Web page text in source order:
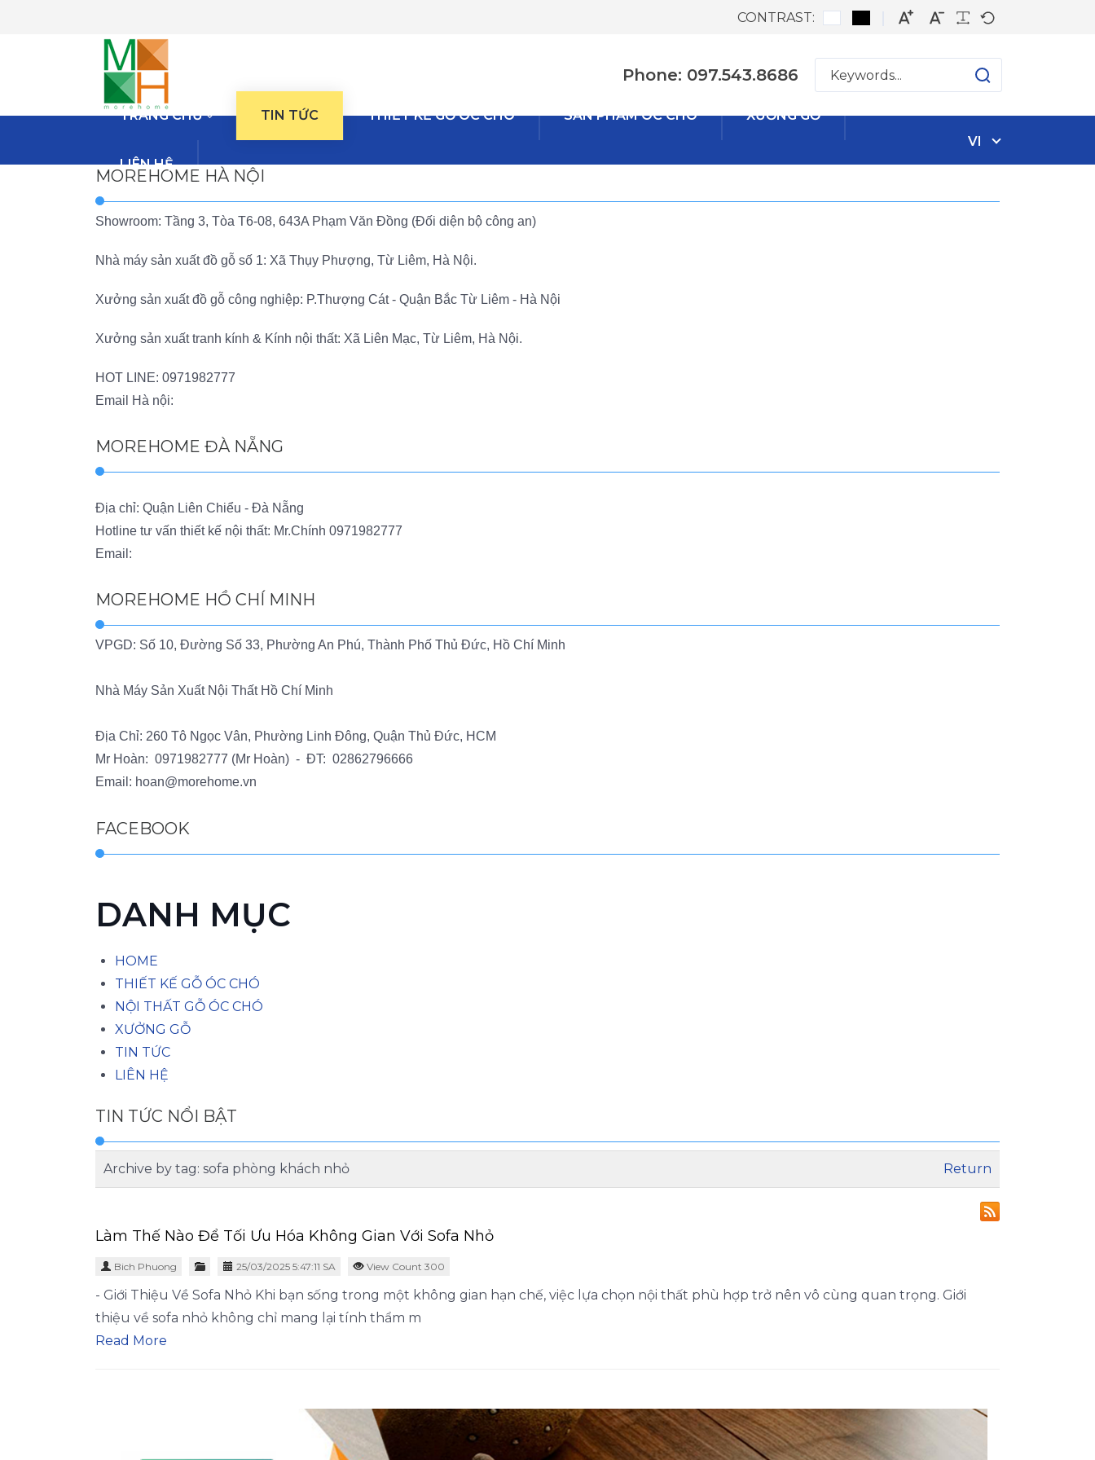
CONTRAST:
Phone: 097.543.8686
TRANG CHỦ TIN TỨC THIẾT KẾ GỖ ÓC CHÓ SẢN PHẨM ÓC CHÓ XƯỞNG GỖ
LIÊN HỆ
VI
MOREHOME HÀ NỘI
Showroom: Tầng 3, Tòa T6-08, 643A Phạm Văn Đồng (Đối diện bộ công an)
Nhà máy sản xuất đồ gỗ số 1: Xã Thụy Phượng, Từ Liêm, Hà Nội.
Xưởng sản xuất đồ gỗ công nghiệp: P.Thượng Cát - Quận Bắc Từ Liêm - Hà Nội
Xưởng sản xuất tranh kính & Kính nội thất: Xã Liên Mạc, Từ Liêm, Hà Nội.
HOT LINE: 0971982777
Email Hà nội:
MOREHOME ĐÀ NẴNG
Địa chỉ: Quận Liên Chiểu - Đà Nẵng
Hotline tư vấn thiết kế nội thất: Mr.Chính 0971982777
Email:
MOREHOME HỒ CHÍ MINH
VPGD: Số 10, Đường Số 33, Phường An Phú, Thành Phố Thủ Đức, Hồ Chí Minh
Nhà Máy Sản Xuất Nội Thất Hồ Chí Minh
Địa Chỉ: 260 Tô Ngọc Vân, Phường Linh Đông, Quận Thủ Đức, HCM
Mr Hoàn: 0971982777 (Mr Hoàn) - ĐT: 02862796666
Email: hoan@morehome.vn
FACEBOOK
DANH MỤC
HOME
THIẾT KẾ GỖ ÓC CHÓ
NỘI THẤT GỖ ÓC CHÓ
XƯỞNG GỖ
TIN TỨC
LIÊN HỆ
TIN TỨC NỔI BẬT
Archive by tag: sofa phòng khách nhỏ Return
Làm Thế Nào Để Tối Ưu Hóa Không Gian Với Sofa Nhỏ
Bich Phuong 25/03/2025 5:47:11 SA View Count 300
- Giới Thiệu Về Sofa Nhỏ Khi bạn sống trong một không gian hạn chế, việc lựa chọn nội thất phù hợp trở nên vô cùng quan trọng. Giới
thiệu về sofa nhỏ không chỉ mang lại tính thẩm m
Read More